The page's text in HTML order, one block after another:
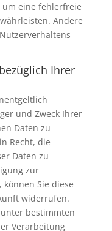
um eine fehlerfreie
Andere
Ihrer
und Zweck Ihrer
Daten zu
Recht, die
Daten zu
zur
Sie diese
widerrufen.
bestimmten
Verarbeitung